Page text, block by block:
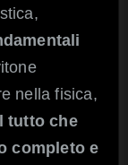
nella fisica,
tutto che
completo e